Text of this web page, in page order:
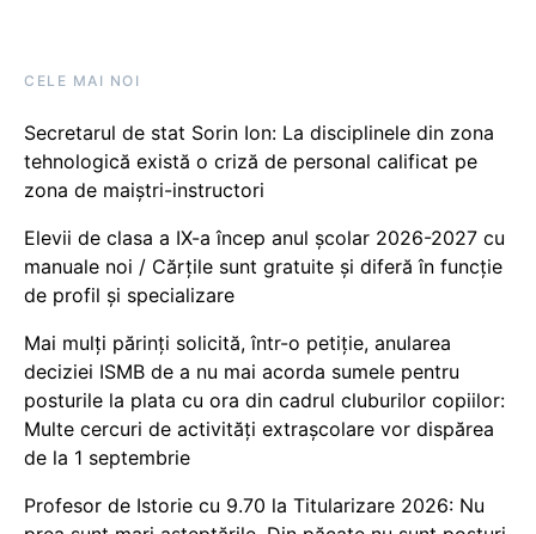
CELE MAI NOI
Secretarul de stat Sorin Ion: La disciplinele din zona
tehnologică există o criză de personal calificat pe
zona de maiștri-instructori
Elevii de clasa a IX-a încep anul școlar 2026-2027 cu
manuale noi / Cărțile sunt gratuite și diferă în funcție
de profil și specializare
Mai mulți părinți solicită, într-o petiție, anularea
deciziei ISMB de a nu mai acorda sumele pentru
posturile la plata cu ora din cadrul cluburilor copiilor:
Multe cercuri de activități extrașcolare vor dispărea
de la 1 septembrie
Profesor de Istorie cu 9.70 la Titularizare 2026: Nu